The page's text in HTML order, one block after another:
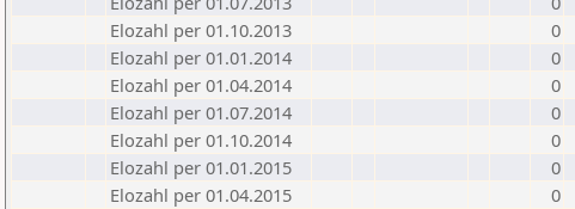
Elozahl per 01.10.2013
0
Elozahl per 01.01.2014
0
Elozahl per 01.04.2014
0
Elozahl per 01.07.2014
0
Elozahl per 01.10.2014
0
Elozahl per 01.01.2015
0
Elozahl per 01.04.2015
0